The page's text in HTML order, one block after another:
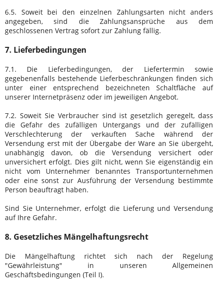
6.5. Soweit bei den einzelnen Zahlungsarten nicht anders
angegeben, sind die Zahlungsansprüche aus dem
geschlossenen Vertrag sofort zur Zahlung fällig.
7. Lieferbedingungen
7.1. Die Lieferbedingungen, der Liefertermin sowie
gegebenenfalls bestehende Lieferbeschränkungen finden sich
unter einer entsprechend bezeichneten Schaltfläche auf
unserer Internetpräsenz oder im jeweiligen Angebot.
7.2. Soweit Sie Verbraucher sind ist gesetzlich geregelt, dass
die Gefahr des zufälligen Untergangs und der zufälligen
Verschlechterung der verkauften Sache während der
Versendung erst mit der Übergabe der Ware an Sie übergeht,
unabhängig davon, ob die Versendung versichert oder
unversichert erfolgt. Dies gilt nicht, wenn Sie eigenständig ein
nicht vom Unternehmer benanntes Transportunternehmen
oder eine sonst zur Ausführung der Versendung bestimmte
Person beauftragt haben.
Sind Sie Unternehmer, erfolgt die Lieferung und Versendung
auf Ihre Gefahr.
8. Gesetzliches Mängelhaftungsrecht
Die Mängelhaftung richtet sich nach der Regelung
"Gewährleistung" in unseren Allgemeinen
Geschäftsbedingungen (Teil I).